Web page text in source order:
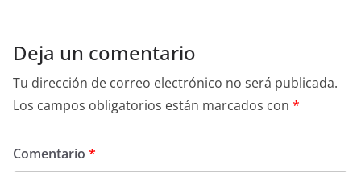
Deja un comentario
Tu dirección de correo electrónico no será publicada.
Los campos obligatorios están marcados con *
Comentario *